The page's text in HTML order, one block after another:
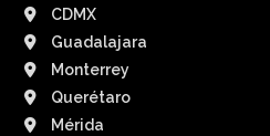
CDMX
Guadalajara
Monterrey
Querétaro
Mérida